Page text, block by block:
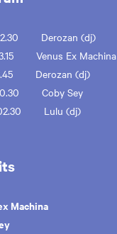
Derozan (dj)
Venus Ex Machina
Derozan (dj)
Coby Sey
Lulu (dj)
Machina